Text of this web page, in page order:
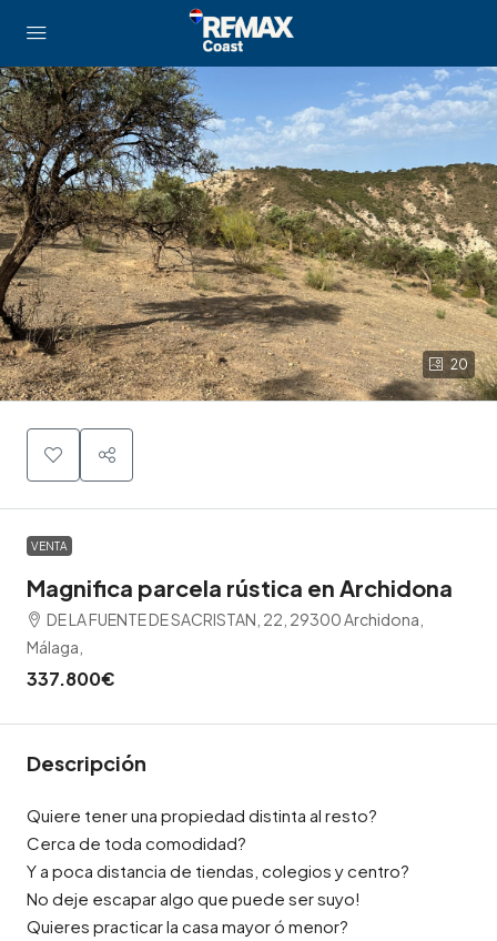
20
VENTA
Magnifica parcela rústica en Archidona
DE LA FUENTE DE SACRISTAN, 22, 29300 Archidona,
Málaga,
337.800€
Descripción
Quiere tener una propiedad distinta al resto?
Cerca de toda comodidad?
Y a poca distancia de tiendas, colegios y centro?
No deje escapar algo que puede ser suyo!
Quieres practicar la casa mayor ó menor?